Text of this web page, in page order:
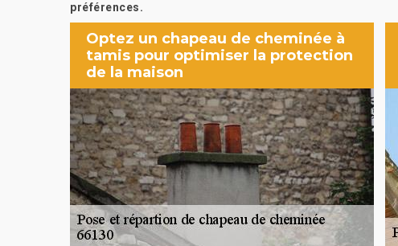
préférences.
Optez un chapeau de cheminée à
tamis pour optimiser la protection
de la maison